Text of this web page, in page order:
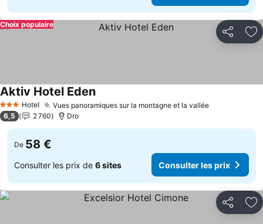
Partager
Choix populaire
3 ÉtoilesHotel Vues panoramiques sur la montagne et la valléeConsulter
Aktiv Hotel EdenConsulter les prix
6,5 2 760 Dro
De 58 €
Consulter les prix de 6 sites Consulter les prix
Partager